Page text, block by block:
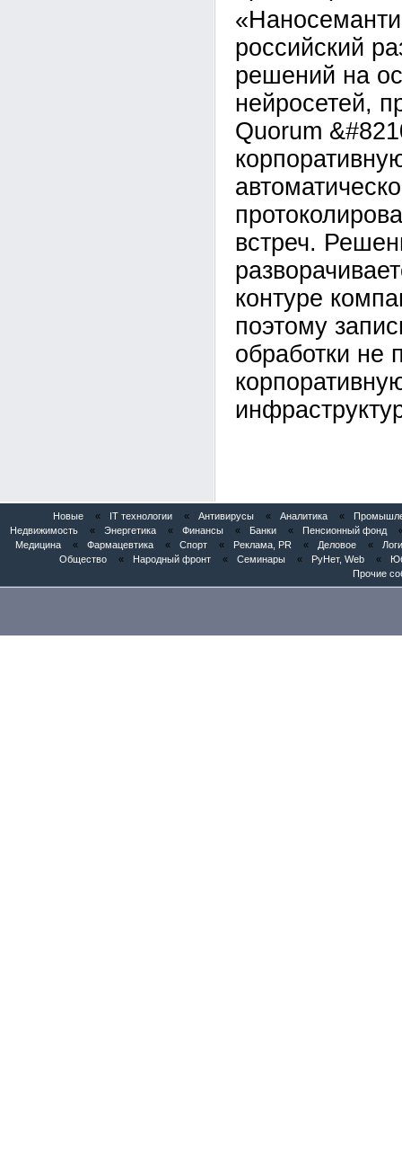
российский
решений на
нейросетей,
Quorum
встреч.
контуре
поэтому
обработки не
Новые « IT технологии « Антивирусы « Аналитика «
Недвижимость
« Энергетика « Финансы « Банки « Пенсионный фонд
Медицина
« Фармацевтика « Спорт « Реклама, PR « Деловое «
Общество
« Народный фронт « Семинары « РуНет, Web «
Прочие